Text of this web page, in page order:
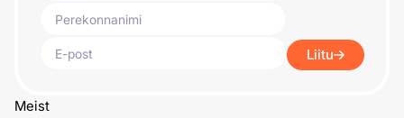
Liitu
Meist